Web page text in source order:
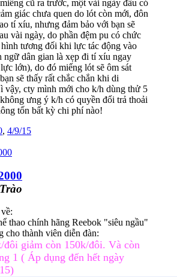
cũ ra trước, một vài ngày đầu có
giác chưa quen do lót còn mới, đôn
tí xíu, nhưng đảm bảo với bạn sẽ
vài ngày, do phần đệm pu có chức
tương đối khi lực tác động vào
ngữ dân gian là xẹp đi tí xíu ngay
lớn), do đó miếng lót sẽ ôm sát
sẽ thấy rất chắc chắn khi di
vậy, cty mình mới cho k/h dùng thử 5
ưng ý k/h có quyền đổi trả thoải
tốn bất kỳ chi phí nào!
, 4/9/15
thao chính hãng Reebok "siêu ngầu"
cho thành viên diễn đàn:
đôi giảm còn 150k/đôi. Và còn
1 ( Áp dụng đến hết ngày